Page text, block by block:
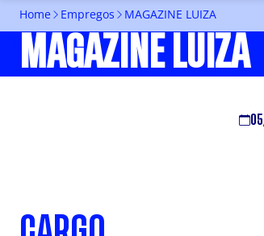
Home Empregos MAGAZINE LUIZA
MAGAZINE LUIZA